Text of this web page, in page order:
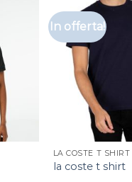
In offerta!
LA COSTE T SHIRT
la coste t shirt